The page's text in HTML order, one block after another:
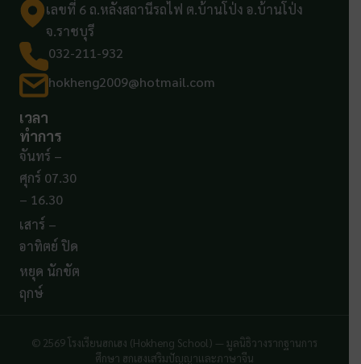
เลขที่ 6 ถ.หลังสถานีรถไฟ ต.บ้านโป่ง อ.บ้านโป่ง
จ.ราชบุรี
032-211-932
hokheng2009@hotmail.com
เวลา
ทำการ
จันทร์ –
ศุกร์ 07.30
– 16.30
เสาร์ –
อาทิตย์ ปิด
หยุด นักขัต
ฤกษ์
© 2569 โรงเรียนฮกเฮง (Hokheng School) — มูลนิธิวางรากฐานการ
ศึกษา ฮกเฮงเสริมปัญญาและภาษาจีน